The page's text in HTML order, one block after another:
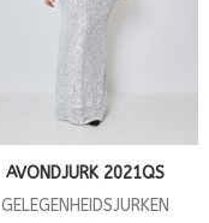
AVONDJURK 2021QS
GELEGENHEIDSJURKEN